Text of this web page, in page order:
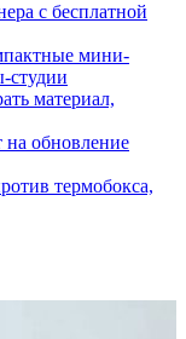
с бесплатной
мини-
студии
материал,
на обновление
термобокса,